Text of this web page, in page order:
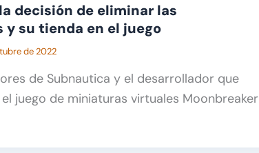
decisión de eliminar las
su tienda en el juego
de 2022
de Subnautica y el desarrollador que
juego de miniaturas virtuales Moonbreaker